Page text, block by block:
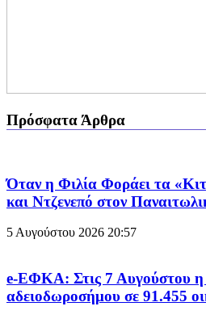
Πρόσφατα Άρθρα
Όταν η Φιλία Φοράει τα
και Ντζενεπό στον
5 Αυγούστου 2026 20:57
e-ΕΦΚΑ: Στις 7 Αυγούστου η
αδειοδωροσήμου σε 91.455